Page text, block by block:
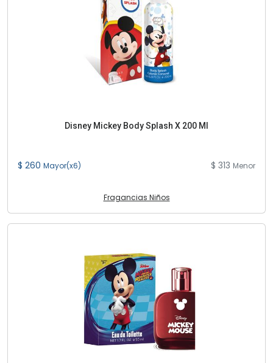
Disney Mickey Body Splash X 200 Ml
$ 260 Mayor(x6) $ 313 Menor
Fragancias Niños